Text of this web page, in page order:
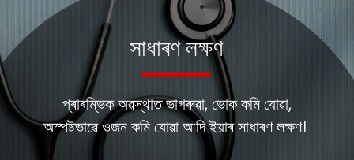
প্ৰাৰম্ভিক অৱস্থাত ভাগৰুৱা, ভোক কমি যোৱা,
অস্পষ্টভাৱে ওজন কমি যোৱা আদি ইয়াৰ সাধাৰণ লক্ষণ।
সাধাৰণ লক্ষণ